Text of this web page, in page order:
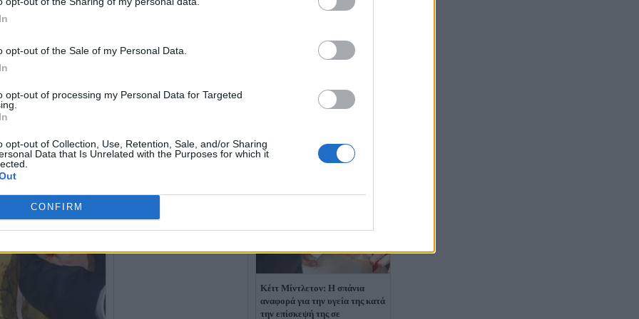
opt-out of the Sale of my Personal Data.
opt-out of processing my Personal Data for Targeted
opt-out of Collection, Use, Retention, Sale, and/or Sharing
Data that Is Unrelated with the Purposes for which it
CONFIRM
Άντριου: Μυστήριο με μεγάλη
μελανιά στο πρόσωπο του - Τι
Κέιτ Μίντλετον: Η σπάνια
αναφορά για την υγεία της κατά
την επίσκεψή της σε